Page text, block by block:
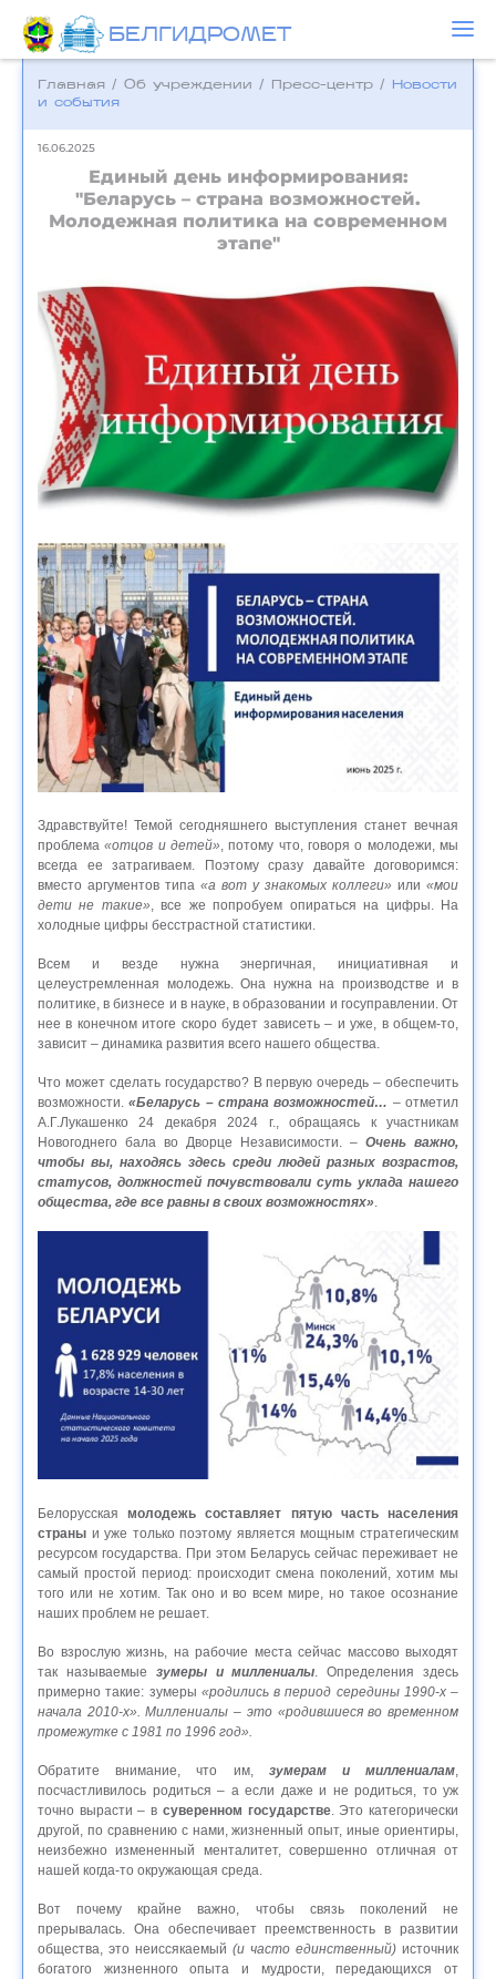
БЕЛГИДРОМЕТ
Главная / Об учреждении / Пресс-центр /
Новости
и события
16.06.2025
Единый день информирования:
"Беларусь – страна возможностей.
Молодежная политика на современном
этапе"
Здравствуйте! Темой сегодняшнего выступления станет вечная
проблема«отцов и детей» , потому что, говоря о молодежи, мы
всегда ее затрагиваем. Поэтому сразу давайте договоримся:
вместо аргументов типа «а вот у знакомых коллеги» или «мои
дети не такие» , все же попробуем опираться на цифры. На
холодные цифры бесстрастной статистики.
Всем и везде нужна энергичная, инициативная и
целеустремленная молодежь. Она нужна на производстве и в
политике, в бизнесе и в науке, в образовании и госуправлении. От
нее в конечном итоге скоро будет зависеть – и уже, в общем-то,
зависит – динамика развития всего нашего общества.
Что может сделать государство? В первую очередь – обеспечить
возможности.«Беларусь – страна возможностей… – отметил
А.Г.Лукашенко 24 декабря 2024 г., обращаясь к участникам
Новогоднего бала во Дворце Независимости. – Очень важно,
чтобы вы, находясь здесь среди людей разных возрастов,
статусов, должностей почувствовали суть уклада нашего
общества, где все равны в своих возможностях»
Белорусскаямолодежь составляет пятую часть населения
страны и уже только поэтому является мощным стратегическим
ресурсом государства. При этом Беларусь сейчас переживает не
самый простой период: происходит смена поколений, хотим мы
того или не хотим. Так оно и во всем мире, но такое осознание
наших проблем не решает.
Во взрослую жизнь, на рабочие места сейчас массово выходят
так называемые зумеры и миллениалы. Определения здесь
примерно такие: зумеры «родились в период середины 1990-х –
начала 2010-х». Миллениалы – это «родившиеся во временном
промежутке с 1981 по 1996 год».
Обратите внимание, что им, зумерам и миллениалам,
посчастливилось родиться – а если даже и не родиться, то уж
точно вырасти – в суверенном государстве. Это категорически
другой, по сравнению с нами, жизненный опыт, иные ориентиры,
неизбежно измененный менталитет, совершенно отличная от
нашей когда-то окружающая среда.
Вот почему крайне важно, чтобы связь поколений не
прерывалась. Она обеспечивает преемственность в развитии
общества, это неиссякаемый (и часто единственный) источник
богатого жизненного опыта и мудрости, передающихся от